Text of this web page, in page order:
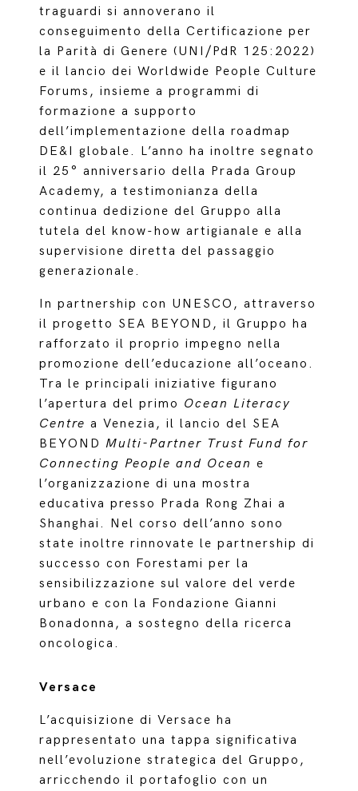
traguardi si annoverano il
conseguimento della Certificazione per
la Parità di Genere (UNI/PdR 125:2022)
e il lancio dei Worldwide People Culture
Forums, insieme a programmi di
formazione a supporto
dell’implementazione della roadmap
DE&I globale. L’anno ha inoltre segnato
il 25° anniversario della Prada Group
Academy, a testimonianza della
continua dedizione del Gruppo alla
tutela del know-how artigianale e alla
supervisione diretta del passaggio
generazionale.
In partnership con UNESCO, attraverso
il progetto SEA BEYOND, il Gruppo ha
rafforzato il proprio impegno nella
promozione dell’educazione all’oceano.
Tra le principali iniziative figurano
l’apertura del primo Ocean Literacy
Centre a Venezia, il lancio del SEA
BEYONDMulti-Partner Trust Fund for
Connecting People and Ocean e
l’organizzazione di una mostra
educativa presso Prada Rong Zhai a
Shanghai. Nel corso dell’anno sono
state inoltre rinnovate le partnership di
successo con Forestami per la
sensibilizzazione sul valore del verde
urbano e con la Fondazione Gianni
Bonadonna, a sostegno della ricerca
oncologica.
Versace
L’acquisizione di Versace ha
rappresentato una tappa significativa
nell’evoluzione strategica del Gruppo,
arricchendo il portafoglio con un